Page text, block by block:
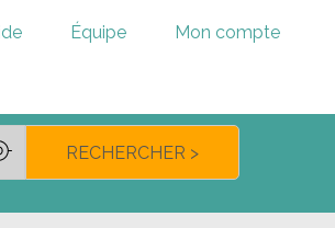
Équipe Mon compte
RECHERCHER >